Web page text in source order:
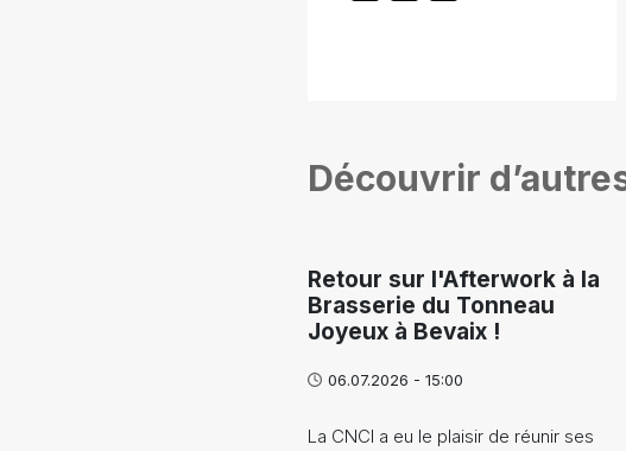
Découvrir
Retour sur l'Afterwork à la
Brasserie du Tonneau
Joyeux à Bevaix !
06.07.2026 - 15:00
La CNCI a eu le plaisir de réunir ses